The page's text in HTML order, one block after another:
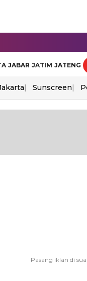
JABAR JATIM JATENG
Sunscreen